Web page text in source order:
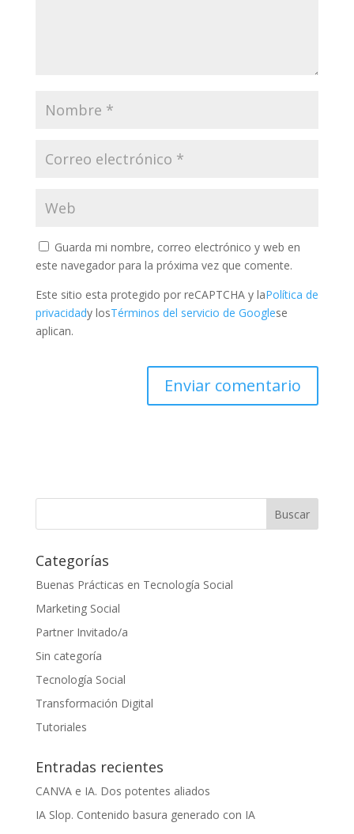
Guarda mi nombre, correo electrónico y web en
este navegador para la próxima vez que comente.
Este sitio esta protegido por reCAPTCHA y laPolítica de
privacidady losTérminos del servicio de Googlese
aplican.
Categorías
Buenas Prácticas en Tecnología Social
Marketing Social
Partner Invitado/a
Sin categoría
Tecnología Social
Transformación Digital
Tutoriales
Entradas recientes
CANVA e IA. Dos potentes aliados
IA Slop. Contenido basura generado con IA